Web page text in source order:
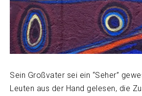
Sein Großvater sei ein “Seher”
Leuten aus der Hand gelesen, die